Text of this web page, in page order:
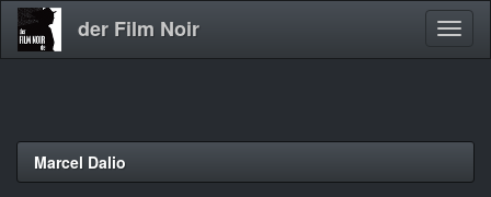
Direkt
der Film Noir
Marcel Dalio